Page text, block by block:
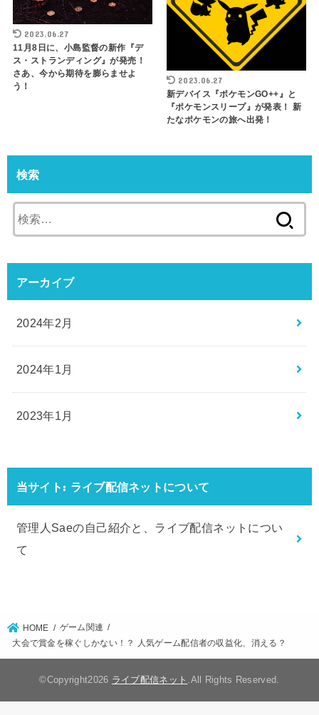
2023.06.27
11月8日に、小島監督の新作『デ
ス・ストランディング』が発売！
さあ、今から期待を膨らませよ
う！
2023.06.27
新デバイス『ポケモンGO++』と
『ポケモンスリープ』が発表！ 新
たなポケモンの旅へ出発！
検索
索:
アーカイブ
2024年2月
2024年1月
2023年1月
当サイト: ライブ配信ネットについて
管理人Saeの自己紹介と、ライブ配信ネットについ
て
HOME
ゲーム関連
大会で賞金を稼ぐしかない！？ 人気ゲーム配信者の収益化、消える？
©Copyright2026 ライブ配信ネット .All Rights Reserved.